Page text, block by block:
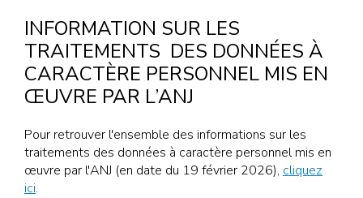
INFORMATION SUR LES
TRAITEMENTS DES DONNÉES À
CARACTÈRE PERSONNEL MIS EN
ŒUVRE PAR L’ANJ
Pour retrouver l'ensemble des informations sur les
traitements des données à caractère personnel mis en
œuvre par l'ANJ (en date du 19 février 2026), cliquez
ici.